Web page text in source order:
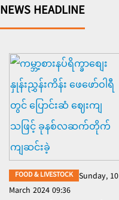
NEWS HEADLINE
FOOD & LIVESTOCK Sunday, 10
March 2024 09:36